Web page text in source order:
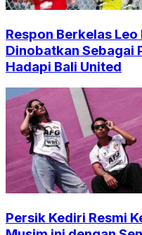
Respon Berkelas
Dinobatkan Sebagai
Hadapi Bali United
Persik Kediri Resmi